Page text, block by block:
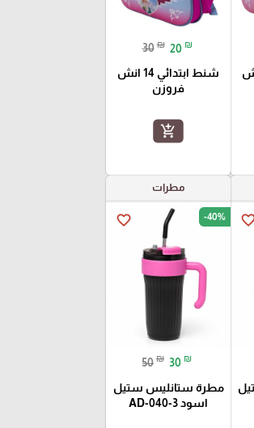
14 انش
30 ₪ 20 ₪
شنط ابتدائي 14 انش
فروزن
add_shopping_cart
مطرات
favorite_border -40%
50 ₪ 30 ₪
مطرة ستانليس ستيل
اسود AD-040-3